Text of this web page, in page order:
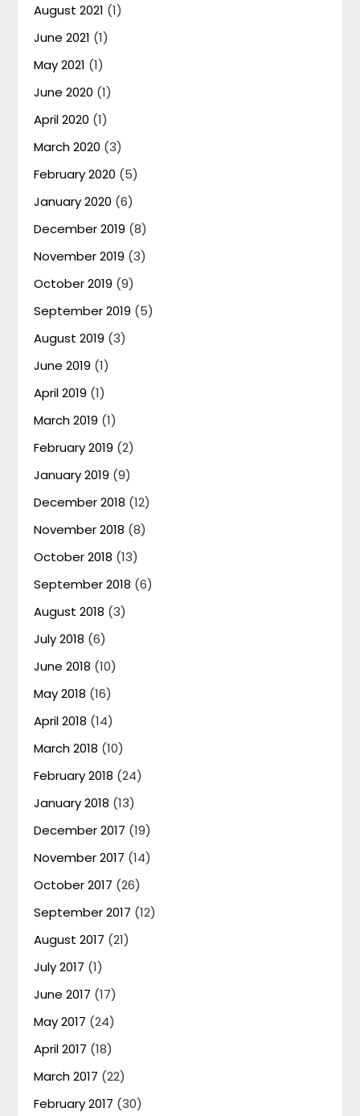
August 2021 (1)
June 2021 (1)
May 2021 (1)
June 2020 (1)
April 2020 (1)
March 2020 (3)
February 2020 (5)
January 2020 (6)
December 2019 (8)
November 2019 (3)
October 2019 (9)
September 2019 (5)
August 2019 (3)
June 2019 (1)
April 2019 (1)
March 2019 (1)
February 2019 (2)
January 2019 (9)
December 2018 (12)
November 2018 (8)
October 2018 (13)
September 2018 (6)
August 2018 (3)
July 2018 (6)
June 2018 (10)
May 2018 (16)
April 2018 (14)
March 2018 (10)
February 2018 (24)
January 2018 (13)
December 2017 (19)
November 2017 (14)
October 2017 (26)
September 2017 (12)
August 2017 (21)
July 2017 (1)
June 2017 (17)
May 2017 (24)
April 2017 (18)
March 2017 (22)
February 2017 (30)